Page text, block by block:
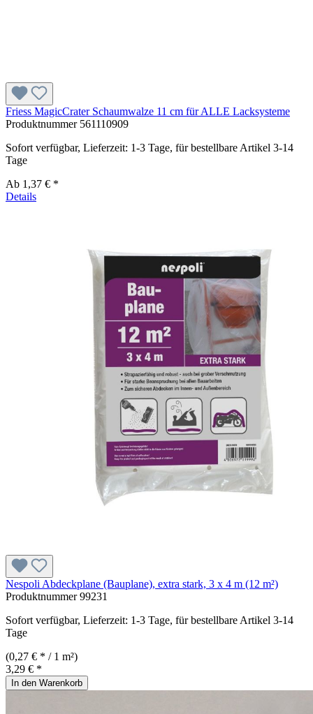
Friess MagicCrater Schaumwalze 11 cm für ALLE Lacksysteme
Produktnummer 561110909
Sofort verfügbar, Lieferzeit: 1-3 Tage, für bestellbare Artikel 3-14
Tage
Ab 1,37 € *
Details
Nespoli Abdeckplane (Bauplane), extra stark, 3 x 4 m (12 m²)
Produktnummer99231
Sofort verfügbar, Lieferzeit: 1-3 Tage, für bestellbare Artikel 3-14
Tage
(0,27 € * / 1 m²)
3,29 € *
In den Warenkorb